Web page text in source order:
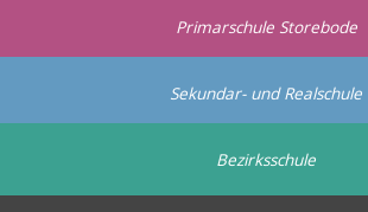
Primarschule Storebode
Sekundar- und Realschule
Bezirksschule